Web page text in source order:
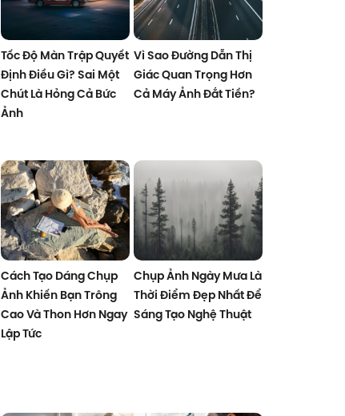
Tốc Độ Màn Trập Quyết
Định Điều Gì? Sai Một
Chút Là Hỏng Cả Bức
Ảnh
Vì Sao Đường Dẫn Thị
Giác Quan Trọng Hơn
Cả Máy Ảnh Đắt Tiền?
Cách Tạo Dáng Chụp
Ảnh Khiến Bạn Trông
Cao Và Thon Hơn Ngay
Lập Tức
Chụp Ảnh Ngày Mưa Là
Thời Điểm Đẹp Nhất Để
Sáng Tạo Nghệ Thuật